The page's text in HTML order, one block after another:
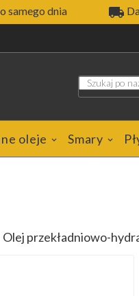
samego dnia 
oleje Smary
Olej przekładniowo-